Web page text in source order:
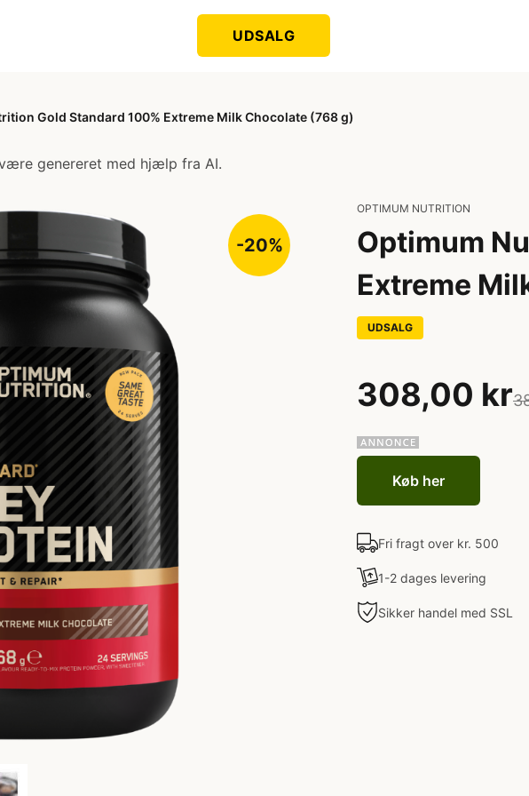
UDSALG
Gold Standard 100% Extreme Milk Chocolate (768 g)
genereret med hjælp fra AI.
-20%
OPTIMUM NUTRITION
Optimum
Extreme
UDSALG
308,00 kr
Køb her
Fri fragt over kr. 500
1-2 dages levering
Sikker handel med SSL